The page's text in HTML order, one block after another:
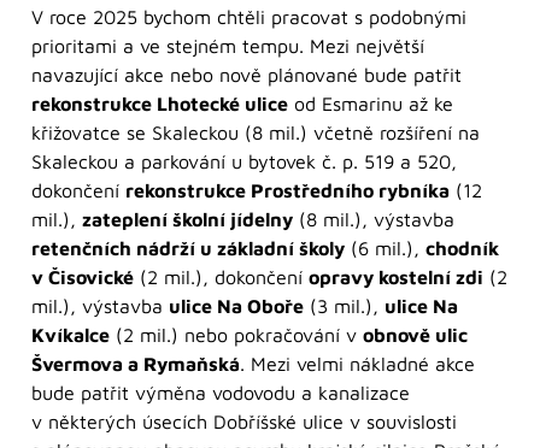
V roce 2025 bychom chtěli pracovat s podobnými
prioritami a ve stejném tempu. Mezi největší
navazující akce nebo nově plánované bude patřit
rekonstrukce Lhotecké ulice od Esmarinu až ke
křižovatce se Skaleckou (8 mil.) včetně rozšíření na
Skaleckou a parkování u bytovek č. p. 519 a 520,
dokončení rekonstrukce Prostředního rybníka (12
mil.), zateplení školní jídelny (8 mil.), výstavba
retenčních nádrží u základní školy (6 mil.), chodník
v Čisovické (2 mil.), dokončení opravy kostelní zdi (2
mil.), výstavba ulice Na Oboře (3 mil.), ulice Na
Kvíkalce (2 mil.) nebo pokračování v obnově ulic
Švermova a Rymaňská. Mezi velmi nákladné akce
bude patřit výměna vodovodu a kanalizace
v některých úsecích Dobříšské ulice v souvislosti